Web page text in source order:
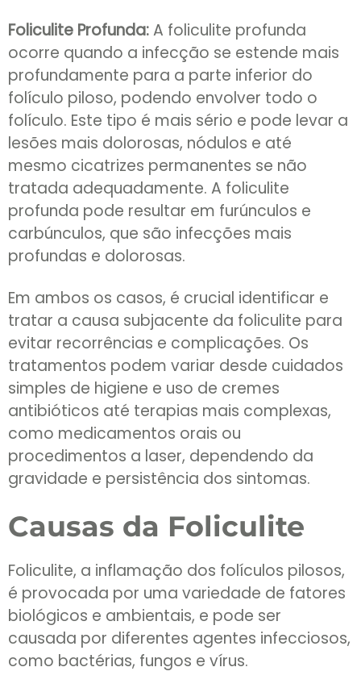
Foliculite Profunda:A foliculite profunda
ocorre quando a infecção se estende mais
profundamente para a parte inferior do
folículo piloso, podendo envolver todo o
folículo. Este tipo é mais sério e pode levar a
lesões mais dolorosas, nódulos e até
mesmo cicatrizes permanentes se não
tratada adequadamente. A foliculite
profunda pode resultar em furúnculos e
carbúnculos, que são infecções mais
profundas e dolorosas.
Em ambos os casos, é crucial identificar e
tratar a causa subjacente da foliculite para
evitar recorrências e complicações. Os
tratamentos podem variar desde cuidados
simples de higiene e uso de cremes
antibióticos até terapias mais complexas,
como medicamentos orais ou
procedimentos a laser, dependendo da
gravidade e persistência dos sintomas.
Causas da Foliculite
Foliculite, a inflamação dos folículos pilosos,
é provocada por uma variedade de fatores
biológicos e ambientais, e pode ser
causada por diferentes agentes infecciosos,
como bactérias, fungos e vírus.